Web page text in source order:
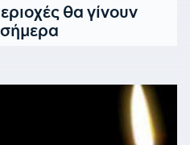
θα γίνουν